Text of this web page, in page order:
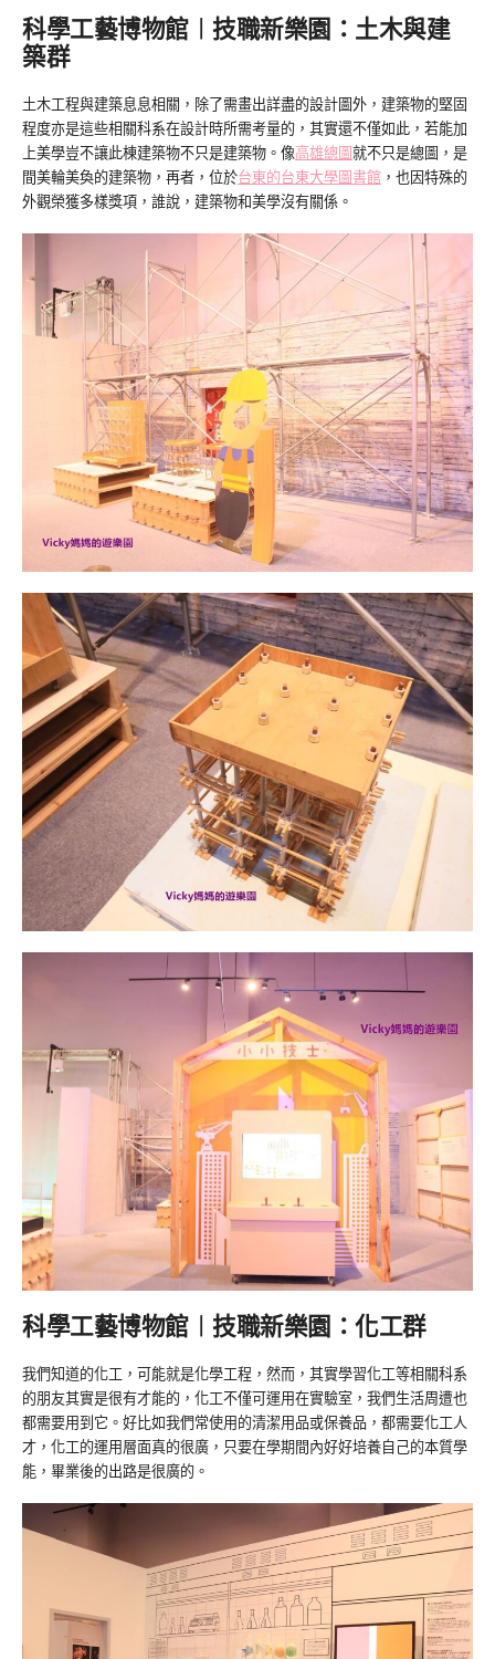
科學工藝博物館︱技職新樂園：土木與建
築群
土木工程與建築息息相關，除了需畫出詳盡的設計圖外，建築物的堅固
程度亦是這些相關科系在設計時所需考量的，其實還不僅如此，若能加
上美學豈不讓此棟建築物不只是建築物。像高雄總圖就不只是總圖，是
間美輪美奐的建築物，再者，位於台東的台東大學圖書館 ，也因特殊的
外觀榮獲多樣獎項，誰說，建築物和美學沒有關係。
科學工藝博物館︱技職新樂園：化工群
我們知道的化工，可能就是化學工程，然而，其實學習化工等相關科系
的朋友其實是很有才能的，化工不僅可運用在實驗室，我們生活周遭也
都需要用到它。好比如我們常使用的清潔用品或保養品，都需要化工人
才，化工的運用層面真的很廣，只要在學期間內好好培養自己的本質學
能，畢業後的出路是很廣的。